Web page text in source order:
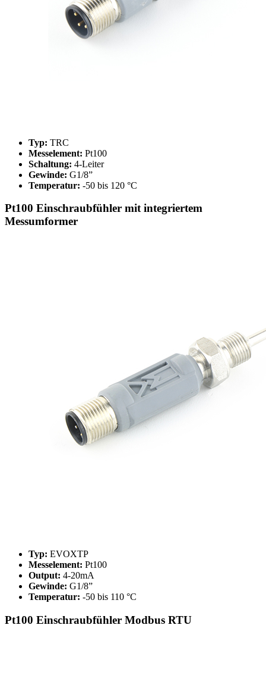
Typ: TRC
Messelement: Pt100
Schaltung: 4-Leiter
Gewinde: G1/8”
Temperatur: -50 bis 120 °C
Pt100 Einschraubfühler mit integriertem
Messumformer
Typ: EVOXTP
Messelement: Pt100
Output: 4-20mA
Gewinde: G1/8”
Temperatur: -50 bis 110 °C
Pt100 Einschraubfühler Modbus RTU